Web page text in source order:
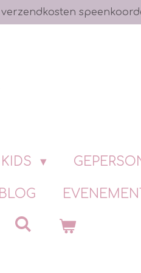
verzendkosten
BLOG